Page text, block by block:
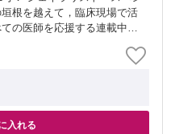
根を越えて，臨床現場で活
の医師を応援する連載中心
そして医師のキャリアプラン
連載の総数はなんと3...
入れる